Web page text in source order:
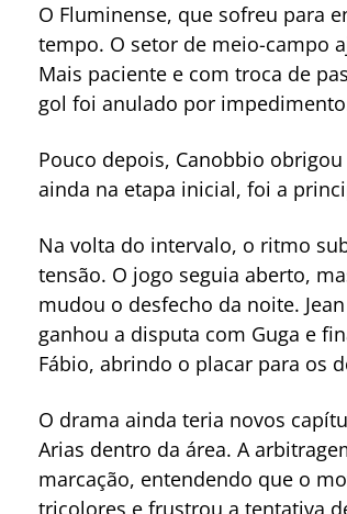
O Fluminense, que sofreu para
tempo. O setor de meio-campo
Mais paciente e com troca de
gol foi anulado por
Pouco depois, Canobbio
ainda na etapa inicial, foi a
Na volta do intervalo, o ritmo
tensão. O jogo seguia aberto,
mudou o desfecho da noite.
ganhou a disputa com Guga e
Fábio, abrindo o placar para os
O drama ainda teria novos
Arias dentro da área. A
marcação, entendendo que o
tricolores e frustrou a tentativa